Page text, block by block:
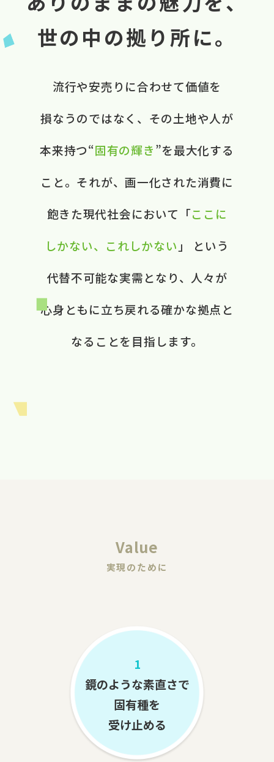
世の中の拠り所に。
流行や​安売りに​合わせて​価値を​
損なうのではなく、​ ​その​土地や​人が​
本来​持つ“固有の​輝き”を​最大化する​
こと。​ それが、​画一化された​消費に​
飽きた​現代社会に​おいて​ ​「ここに​
しかない、​これしかない 」 と​いう​
代替不可能な​実需と​なり、​ 人々が​
心身ともに​立ち戻れる​ 確かな​拠点と​
なる​ことを​目指します。​
Value
実現のために
1
鏡のような素直さで
固有種を
受け止める